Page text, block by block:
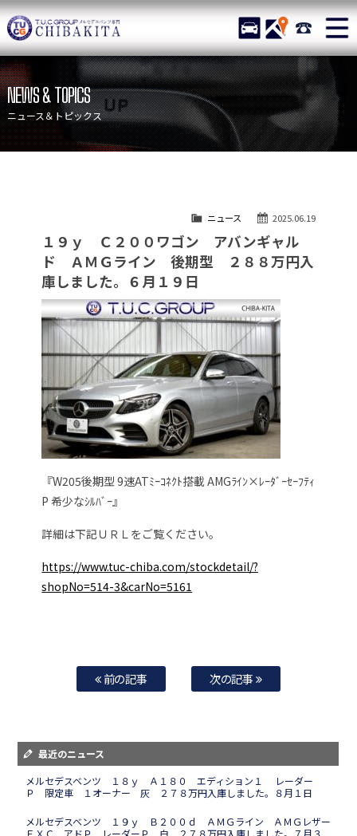
TUCグループ メルセデスベ
STOCK ACCESS 043-
ニュース
在庫リスト
目玉車両一覧
保証＆サービス
アクセスマップ
自動車保険
TUCとは？
リクルート
納車blog
会社概要
NEWS & TOPICS
ニュース＆トピックス
2025.06.19
ニュース
１９ｙ Ｃ２００ワゴン アバンギャル
ド ＡＭＧライン 後期型 ２８８万円入
庫しました。６月１９日
『W205後期型 9速ATﾐｰｺﾈｸﾄ搭載 AMGﾗｲﾝ×ﾚｰﾀﾞｰｾｰﾌﾃｨ
P 希少なｼﾙﾊﾞｰ』
詳細は下記ＵＲＬをご覧ください。
https://www.tuc-chiba.com/stockdetail/?
shopNo=514-3&carNo=5161
前の記事 次の記事
最近のニュース
メルセデスベンツ １８ｙ Ａ１８０ エディション１ レーダー
Ｐ 限定車 １オーナー 灰 ２７８万円入庫しました。８月１日
メルセデスベンツ １９ｙ Ｂ２００ｄ ＡＭＧライン ＡＭＧレザー
ＥＸＣ アドＰ レーダーＰ 白 ２７８万円入庫しました。７月３